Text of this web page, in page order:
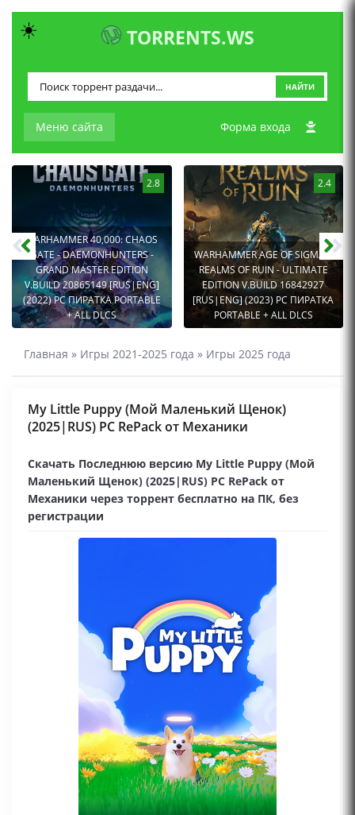
TORRENTS.WS
Меню сайта
НАЙТИ
Форма входа
2.8
WARHAMMER 40,000: CHAOS
GATE - DAEMONHUNTERS -
GRAND MASTER EDITION
V.BUILD 20865149 [RUS|ENG]
(2022) PC ПИРАТКА PORTABLE
+ ALL DLCS
2.4
WARHAMMER AGE OF SIGMAR:
REALMS OF RUIN - ULTIMATE
EDITION V.BUILD 16842927
[RUS|ENG] (2023) PC ПИРАТКА
PORTABLE + ALL DLCS
Главная » Игры 2021-2025 года » Игры 2025 года
My Little Puppy (Мой Маленький Щенок)
(2025|RUS) PC RePack от Механики
Скачать Последнюю версию My Little Puppy (Мой
Маленький Щенок) (2025|RUS) PC RePack от
Механики через торрент бесплатно на ПК, без
регистрации
☀️